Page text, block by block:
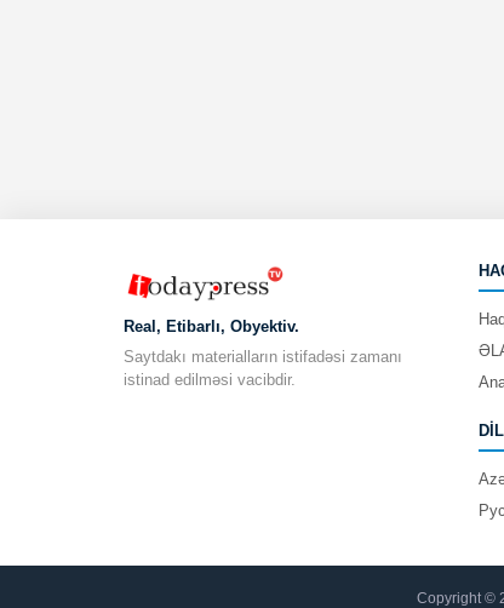
Real, Etibarlı, Obyektiv.
Saytdakı materialların istifadəsi zamanı
istinad edilməsi vacibdir.
Copyright ©